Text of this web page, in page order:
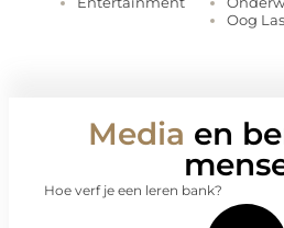
Oog
Media en
Hoe verf je een leren bank?